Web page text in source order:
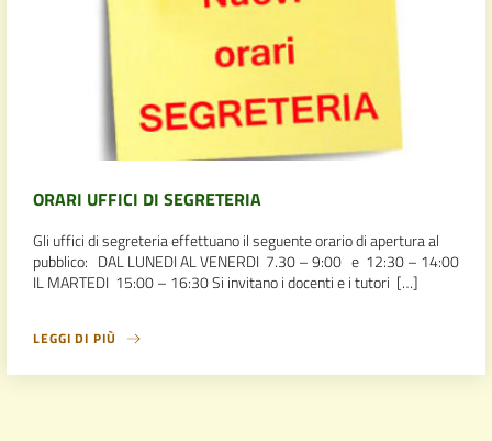
ORARI UFFICI DI SEGRETERIA
Gli uffici di segreteria effettuano il seguente orario di apertura al
pubblico: DAL LUNEDI AL VENERDI 7.30 – 9:00 e 12:30 – 14:00
IL MARTEDI 15:00 – 16:30 Si invitano i docenti e i tutori […]
LEGGI DI PIÙ